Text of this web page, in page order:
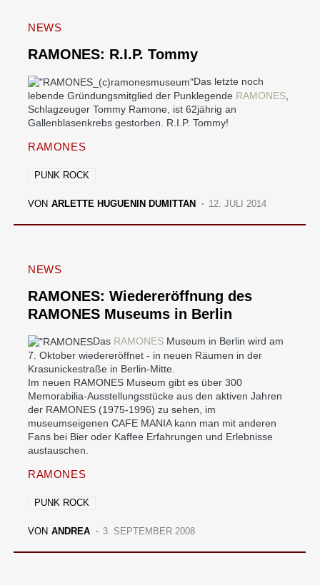
NEWS
RAMONES: R.I.P. Tommy
Das letzte noch
lebende Gründungsmitglied der Punklegende RAMONES
Schlagzeuger Tommy Ramone, ist 62jährig an
Gallenblasenkrebs gestorben. R.I.P. Tommy!
RAMONES
PUNK ROCK
VON ARLETTE HUGUENIN DUMITTAN 12. JULI 2014
NEWS
RAMONES: Wiedereröffnung des
RAMONES Museums in Berlin
Das RAMONES Museum in Berlin wird am
7. Oktober wiedereröffnet - in neuen Räumen in der
Krasunickestraße in Berlin-Mitte.
Im neuen RAMONES Museum gibt es über 300
Memorabilia-Ausstellungsstücke aus den aktiven Jahren
der RAMONES (1975-1996) zu sehen, im
museumseigenen CAFE MANIA kann man mit anderen
Fans bei Bier oder Kaffee Erfahrungen und Erlebnisse
austauschen.
RAMONES
PUNK ROCK
VON ANDREA 3. SEPTEMBER 2008